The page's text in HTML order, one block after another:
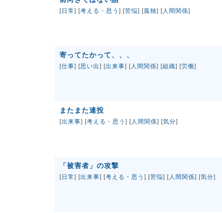
[日常] [考える・思う ] [苦悩] [孤独] [人間関係]
寄ってたかって、、、
[仕事] [思い出] [出来事] [人間関係] [組織] [労働]
またまた連投
[出来事] [考える・思う ] [人間関係] [気分]
「被害者」の攻撃
[日常] [出来事] [考える・思う ] [苦悩] [人間関係] [気分]